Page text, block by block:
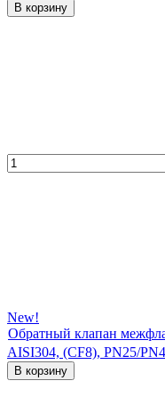
В корзину
New!
Обратный клапан
AISI304, (CF8), PN25/
В корзину